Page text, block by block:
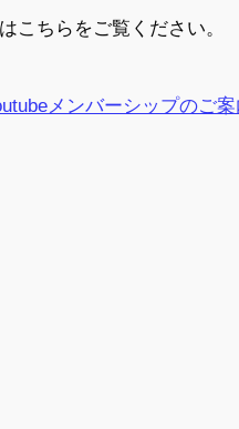
こちらをご覧ください。
メンバーシップのご